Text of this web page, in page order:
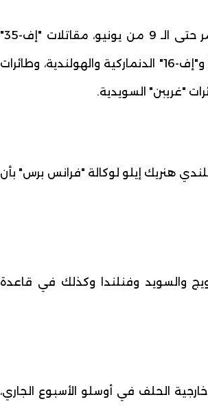
وتشارك في التدريبات التي ستستمر حتى الـ 9 من يونيو، مقاتلات "إف-35"
الأميركية، و"رافال وميراج" الفرنسية و"إف-16" الدنماركية والهولندية، وطائرات
هنريك إيلو لوكالة "فرانس برس" بأن
والسويد وفنلندا وكذلك في قاعدة
خارجية الحلف في أوسلو الأسبوع الجاري،